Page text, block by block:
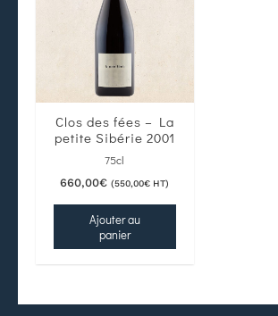
Clos des fées – La
petite Sibérie 2001
75cl
660,00€ (550,00€ HT)
Ajouter au
panier